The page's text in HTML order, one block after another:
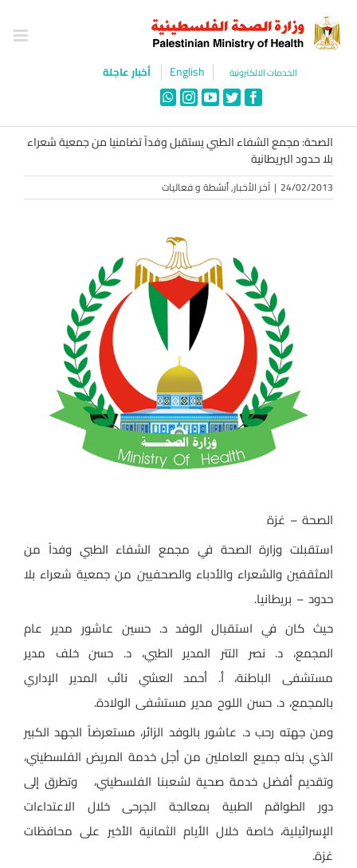
content
الخدمات الالكترونية English أخبار عاجلة
Facebook
Twitter
YouTube
Instagram
WhatsApp
الصحة: مجمع الشفاء الطبي يستقبل وفداً تضامنيا من جمعية شعراء
بلا حدود البريطانية
24/02/2013
| آخر الأخبار,أنشطة و فعاليات
الصحة – غزة
استقبلت وزارة الصحة في مجمع الشفاء الطبي وفداً من
المثقفين والشعراء والأدباء والصحفيين من جمعية شعراء بلا
حدود – بريطانيا.
حيث كان في استقبال الوفد د. حسين عاشور مدير عام
المجمع، د. نصر التتر المدير الطبي، د. حسن خلف مدير
مستشفى الباطنة، أ. أحمد العشي نائب المدير الإداري
بالمجمع، د. حسن اللوح مدير مستشفى الولادة.
ومن جهته رحب د. عاشور بالوفد الزائر، مستعرضاً الجهد الكبير
الذي بذله جميع العاملين من أجل خدمة المريض الفلسطيني،
وتقديم أفضل خدمة صحية لشعبنا الفلسطيني، وتطرق إلى
دور الطواقم الطبية بمعالجة الجرحى خلال الاعتداءات
الإسرائيلية، خاصة خلال الأيام الثمانية الأخير على محافظات
غزة.